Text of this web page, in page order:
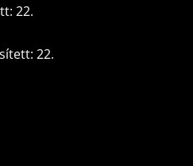
22.
22.